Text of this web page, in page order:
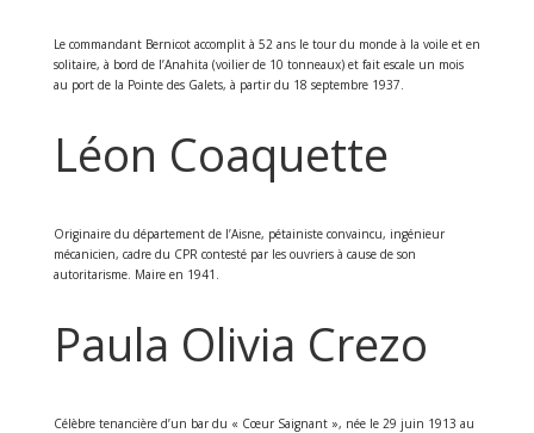
Le commandant Bernicot accomplit à 52 ans le tour du monde à la voile et en
solitaire, à bord de l’Anahita (voilier de 10 tonneaux) et fait escale un mois
au port de la Pointe des Galets, à partir du 18 septembre 1937.
Léon Coaquette
Originaire du département de l’Aisne, pétainiste convaincu, ingénieur
mécanicien, cadre du CPR contesté par les ouvriers à cause de son
autoritarisme. Maire en 1941.
Paula Olivia Crezo
Célèbre tenancière d’un bar du « Cœur Saignant », née le 29 juin 1913 au